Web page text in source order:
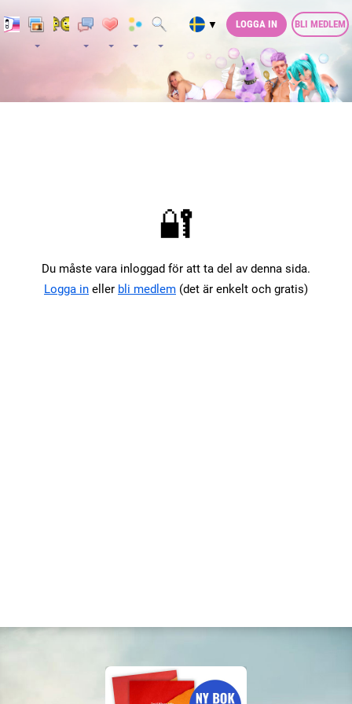
▼ LOGGA IN BLI MEDLEM
🔐
Du måste vara inloggad för att ta del av denna sida.
Logga in eller bli medlem (det är enkelt och gratis)